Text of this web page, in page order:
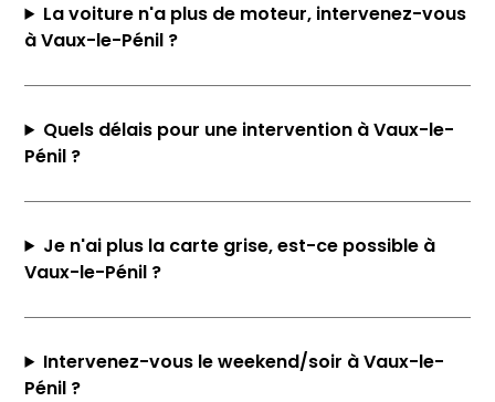
La voiture n'a plus de moteur, intervenez-vous
à Vaux-le-Pénil ?
Quels délais pour une intervention à Vaux-le-
Pénil ?
Je n'ai plus la carte grise, est-ce possible à
Vaux-le-Pénil ?
Intervenez-vous le weekend/soir à Vaux-le-
Pénil ?